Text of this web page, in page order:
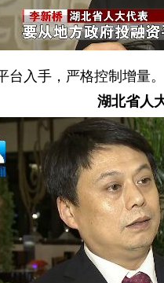
入手，严格控制增量。
湖北省人